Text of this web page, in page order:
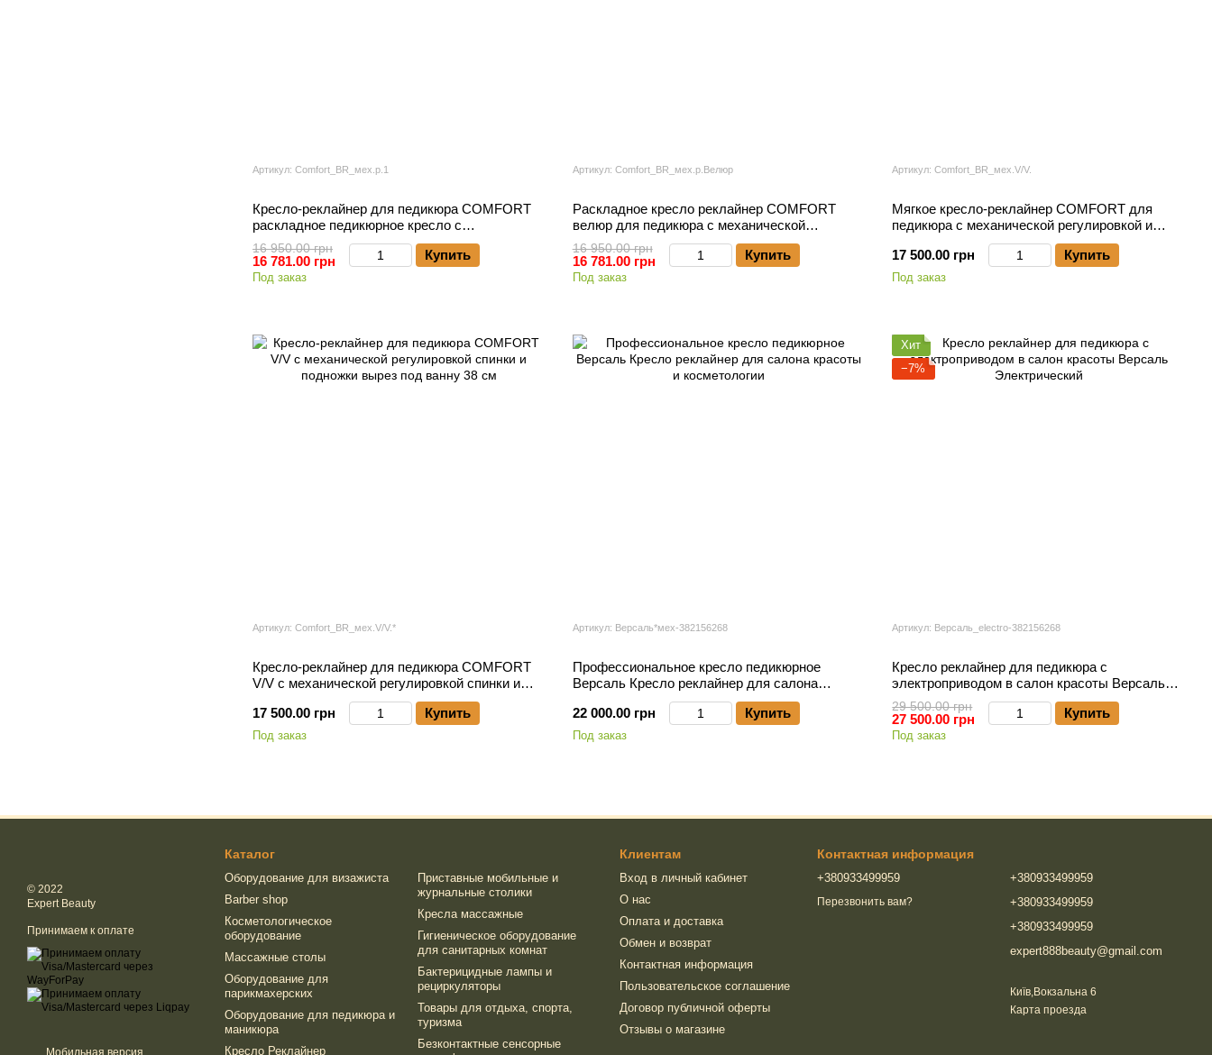
Артикул: Comfort_BR_мех.р.1
Кресло-реклайнер для педикюра COMFORT
раскладное педикюрное кресло с
механической регулировкой
16 950.00 грн
16 781.00 грн Купить
Под заказ
Артикул: Comfort_BR_мех.р.Велюр
Раскладное кресло реклайнер COMFORT
велюр для педикюра с механической
регулировкой
16 950.00 грн
16 781.00 грн Купить
Под заказ
Артикул: Comfort_BR_мех.V/V.
Мягкое кресло-реклайнер COMFORT для
педикюра с механической регулировкой и
вырезом для ванны
17 500.00 грн
Купить
Под заказ
Артикул: Comfort_BR_мех.V/V.*
Кресло-реклайнер для педикюра COMFORT
V/V с механической регулировкой спинки и
подножки вырез под ванну 38 см
17 500.00 грн
Купить
Под заказ
Артикул: Версаль*мех-382156268
Профессиональное кресло педикюрное
Версаль Кресло реклайнер для салона
красоты и косметологии
22 000.00 грн
Купить
Под заказ
Хит
−7%
Артикул: Версаль_electro-382156268
Кресло реклайнер для педикюра с
электроприводом в салон красоты Версаль
Электрический
29 500.00 грн
27 500.00 грн Купить
Под заказ
© 2022
Expert Beauty
Принимаем к оплате
Мобильная версия
Каталог
Оборудование для визажиста
Barber shop
Косметологическое
оборудование
Массажные столы
Оборудование для
парикмахерских
Оборудование для педикюра и
маникюра
Кресло Реклайнер
Приставные мобильные и
журнальные столики
Кресла массажные
Гигиеническое оборудование
для санитарных комнат
Бактерицидные лампы и
рециркуляторы
Товары для отдыха, спорта,
туризма
Безконтактные сенсорные
Клиентам
Вход в личный кабинет
О нас
Оплата и доставка
Обмен и возврат
Контактная информация
Пользовательское соглашение
Договор публичной оферты
Отзывы о магазине
Контактная информация
+380933499959
Перезвонить вам?
+380933499959
+380933499959
+380933499959
expert888beauty@gmail.com
Київ,Вокзальна 6
Карта проезда